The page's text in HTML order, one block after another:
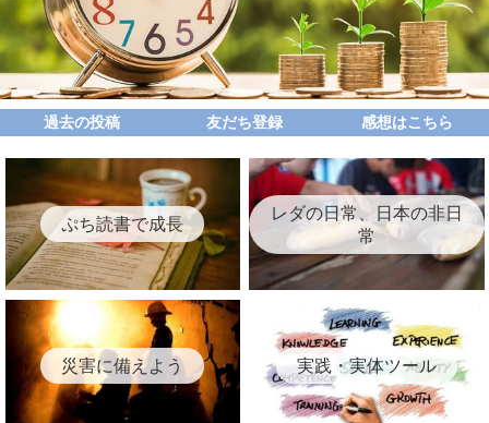
過去の投稿 友だち登録 感想はこちら
ぷち読書で成長
レダの日常、日本の非日
常
災害に備えよう 実践・実体ツール